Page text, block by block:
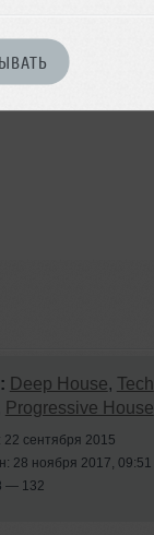
Deep House, Tech
Progressive House
22 сентября 2015
28 ноября 2017, 09:51
— 132